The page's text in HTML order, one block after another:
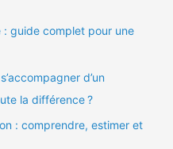
: guide complet pour une
d’un
la différence ?
: comprendre, estimer et